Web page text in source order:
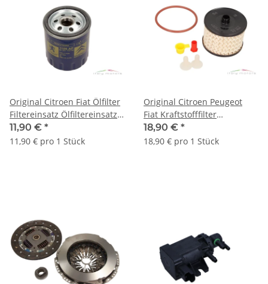
Original Citroen Fiat Ölfilter
Filtereinsatz Ölfiltereinsatz
1109.AP 7910031245
11,90 € *
11,90 € pro 1 Stück
Original Citroen Peugeot
Fiat Kraftstofffilter
Benzinfilter Filtereinsatz
1906C0
18,90 € *
18,90 € pro 1 Stück